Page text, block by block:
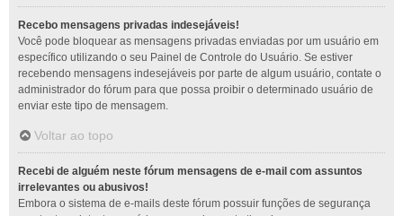
Recebo mensagens privadas indesejáveis!
Você pode bloquear as mensagens privadas enviadas por um usuário em
específico utilizando o seu Painel de Controle do Usuário. Se estiver
recebendo mensagens indesejáveis por parte de algum usuário, contate o
administrador do fórum para que possa proibir o determinado usuário de
enviar este tipo de mensagem.
Voltar ao topo
Recebi de alguém neste fórum mensagens de e-mail com assuntos
irrelevantes ou abusivos!
Embora o sistema de e-mails deste fórum possuir funções de segurança